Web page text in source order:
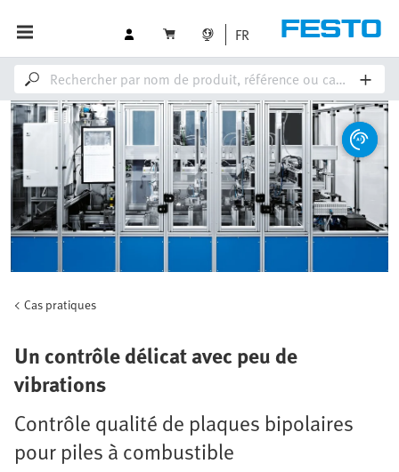
FR
Cas pratiques
Un contrôle délicat avec peu de
vibrations
Contrôle qualité de plaques bipolaires
pour piles à combustible